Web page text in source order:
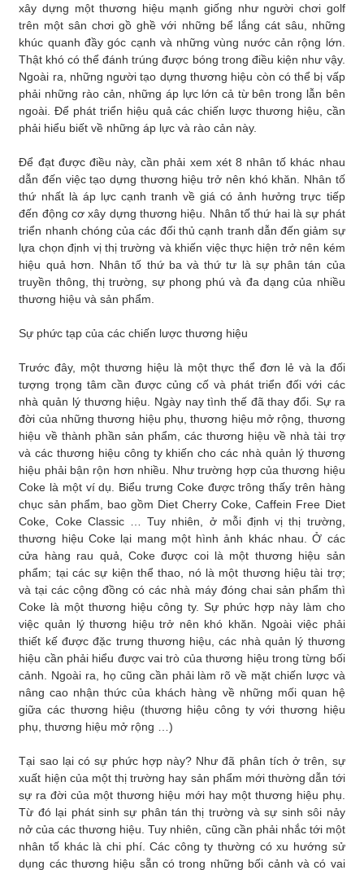
xây dựng một thương hiệu mạnh giống như người chơi golf
trên một sân chơi gồ ghề với những bể lắng cát sâu, những
khúc quanh đầy góc cạnh và những vùng nước cản rộng lớn.
Thật khó có thể đánh trúng được bóng trong điều kiện như vậy.
Ngoài ra, những người tạo dựng thương hiệu còn có thể bị vấp
phải những rào cản, những áp lực lớn cả từ bên trong lẫn bên
ngoài. Để phát triển hiệu quả các chiến lược thương hiệu, cần
phải hiểu biết về những áp lực và rào cản này.
Để đạt được điều này, cần phải xem xét 8 nhân tố khác nhau
dẫn đến việc tạo dựng thương hiệu trở nên khó khăn. Nhân tố
thứ nhất là áp lực cạnh tranh về giá có ảnh hưởng trực tiếp
đến động cơ xây dựng thương hiệu. Nhân tố thứ hai là sự phát
triển nhanh chóng của các đối thủ cạnh tranh dẫn đến giảm sự
lựa chọn định vị thị trường và khiến việc thực hiện trở nên kém
hiệu quả hơn. Nhân tố thứ ba và thứ tư là sự phân tán của
truyền thông, thị trường, sự phong phú và đa dạng của nhiều
thương hiệu và sản phẩm.
Sự phức tạp của các chiến lược thương hiệu
Trước đây, một thương hiệu là một thực thể đơn lẻ và la đối
tượng trọng tâm cần được củng cố và phát triển đối với các
nhà quản lý thương hiệu. Ngày nay tình thế đã thay đổi. Sự ra
đời của những thương hiệu phụ, thương hiệu mở rộng, thương
hiệu về thành phần sản phẩm, các thương hiệu về nhà tài trợ
và các thương hiệu công ty khiến cho các nhà quản lý thương
hiệu phải bận rộn hơn nhiều. Như trường hợp của thương hiệu
Coke là một ví dụ. Biểu trưng Coke được trông thấy trên hàng
chục sản phẩm, bao gồm Diet Cherry Coke, Caffein Free Diet
Coke, Coke Classic … Tuy nhiên, ở mỗi định vị thị trường,
thương hiệu Coke lại mang một hình ảnh khác nhau. Ở các
cửa hàng rau quả, Coke được coi là một thương hiệu sản
phẩm; tại các sự kiện thể thao, nó là một thương hiệu tài trợ;
và tại các cộng đồng có các nhà máy đóng chai sản phẩm thì
Coke là một thương hiệu công ty. Sự phức hợp này làm cho
việc quản lý thương hiệu trở nên khó khăn. Ngoài việc phải
thiết kế được đặc trưng thương hiệu, các nhà quản lý thương
hiệu cần phải hiểu được vai trò của thương hiệu trong từng bối
cảnh. Ngoài ra, họ cũng cần phải làm rõ về mặt chiến lược và
nâng cao nhận thức của khách hàng về những mối quan hệ
giữa các thương hiệu (thương hiệu công ty với thương hiệu
phụ, thương hiệu mở rộng …)
Tại sao lại có sự phức hợp này? Như đã phân tích ở trên, sự
xuất hiện của một thị trường hay sản phẩm mới thường dẫn tới
sự ra đời của một thương hiệu mới hay một thương hiệu phụ.
Từ đó lại phát sinh sự phân tán thị trường và sự sinh sôi nảy
nở của các thương hiệu. Tuy nhiên, cũng cần phải nhắc tới một
nhân tố khác là chi phí. Các công ty thường có xu hướng sử
dụng các thương hiệu sẵn có trong những bối cảnh và có vai